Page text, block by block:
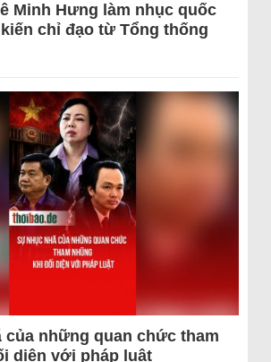
Minh Hưng làm nhục quốc
chỉ đạo từ Tổng thống
của những quan chức tham
diện với pháp luật